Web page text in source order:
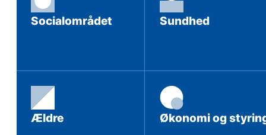
Socialområdet Sundhed
Ældre Økonomi og